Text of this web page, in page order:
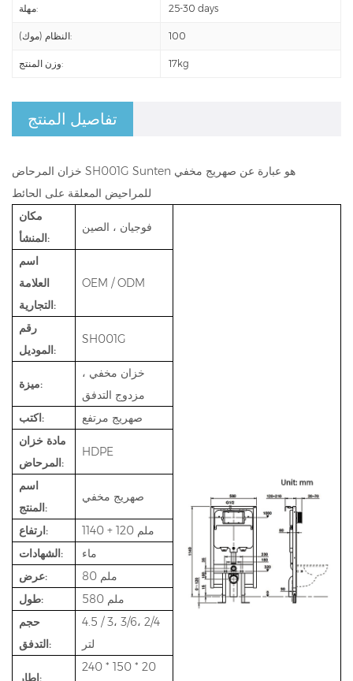
مهلة: 25-30 days
النظام (موك): 100
وزن المنتج: 17kg
تفاصيل المنتج
خزان المرحاض SH001G Sunten هو عبارة عن صهريج مخفي
للمراحيض المعلقة على الحائط
مكان
المنشأ:
فوجيان ، الصين
اسم
العلامة
التجارية:
OEM / ODM
رقم
الموديل:
SH001G
ميزة:
خزان مخفي ،
مزدوج التدفق
اكتب:
صهريج مرتفع
مادة خزان
المرحاض:
HDPE
اسم
المنتج:
صهريج مخفي
ارتفاع:
1140 + 120 ملم
الشهادات:
ماء
عرض:
80 ملم
طول:
580 ملم
حجم
التدفق:
4.5 / 3، 3/6، 2/4
لتر
إطار:
240 * 150 * 20